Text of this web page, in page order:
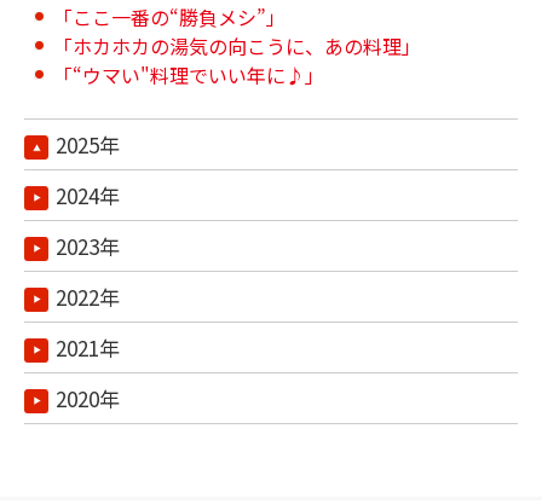
「ここ一番の“勝負メシ”」
「ホカホカの湯気の向こうに、あの料理」
「“ウマい"料理でいい年に♪」
2025年
2024年
2023年
2022年
2021年
2020年